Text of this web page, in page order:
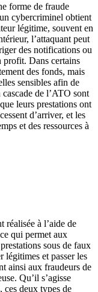
forme de fraude
cybercriminel obtient
légitime, souvent en
l’attaquant peut
des notifications ou
profit. Dans certains
des fonds, mais
sensibles afin de
de l’ATO sont
leurs prestations ont
d’arriver, et les
et des ressources à
réalisée à l’aide de
qui permet aux
sous de faux
légitimes et passer les
ainsi aux fraudeurs de
Qu’il s’agisse
ces deux types de